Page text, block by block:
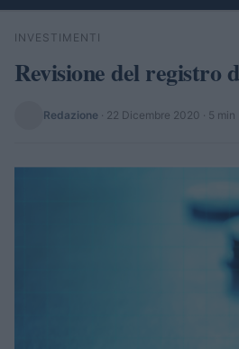
Cerca
INVESTIMENTI
Revisione del registro
Redazione · 22 Dicembre 2020 · 5 min